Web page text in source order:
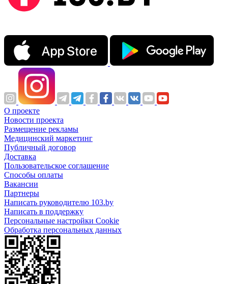
О проекте
Новости проекта
Размещение рекламы
Медицинский маркетинг
Публичный договор
Доставка
Пользовательское соглашение
Способы оплаты
Вакансии
Партнеры
Написать руководителю 103.by
Написать в поддержку
Персональные настройки Cookie
Обработка персональных данных